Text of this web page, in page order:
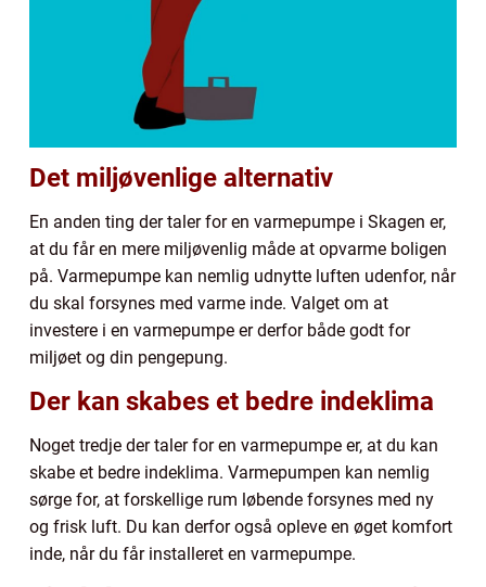
Det miljøvenlige alternativ
En anden ting der taler for en varmepumpe i Skagen er,
at du får en mere miljøvenlig måde at opvarme boligen
på. Varmepumpe kan nemlig udnytte luften udenfor, når
du skal forsynes med varme inde. Valget om at
investere i en varmepumpe er derfor både godt for
miljøet og din pengepung.
Der kan skabes et bedre indeklima
Noget tredje der taler for en varmepumpe er, at du kan
skabe et bedre indeklima. Varmepumpen kan nemlig
sørge for, at forskellige rum løbende forsynes med ny
og frisk luft. Du kan derfor også opleve en øget komfort
inde, når du får installeret en varmepumpe.